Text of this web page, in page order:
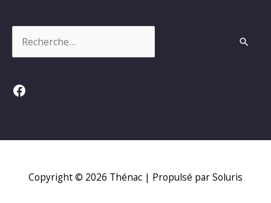
Facebook
Copyright © 2026 Thénac | Propulsé par Soluris